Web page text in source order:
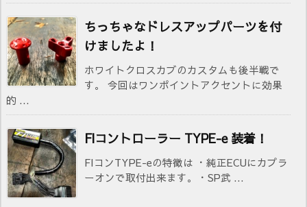
ちっちゃなドレスアップパーツを付
けましたよ！
ホワイトクロスカブのカスタムも後半戦で
す。 今回はワンポイントアクセントに効果
的 ...
FIコントローラー TYPE-e 装着！
FIコンTYPE-eの特徴は ・純正ECUにカプラ
ーオンで取付出来ます。・SP武 ...